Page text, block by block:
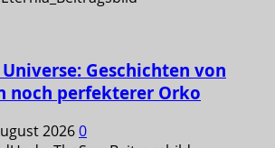
Geschichten von
noch perfekterer Orko
20260